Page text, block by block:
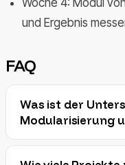
und Ergebnis
FAQ
Was ist der
Modularisierung